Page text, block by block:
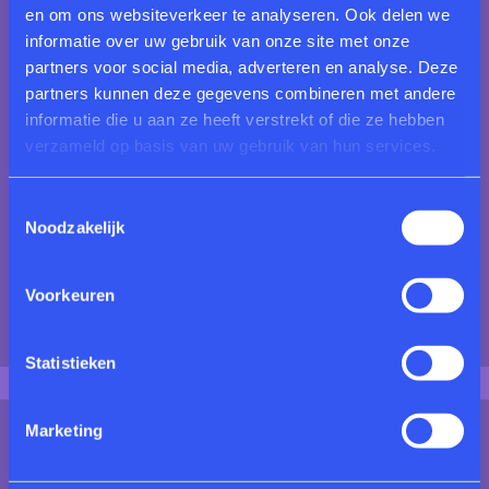
en om ons websiteverkeer te analyseren. Ook delen we
informatie over uw gebruik van onze site met onze
partners voor social media, adverteren en analyse. Deze
partners kunnen deze gegevens combineren met andere
informatie die u aan ze heeft verstrekt of die ze hebben
verzameld op basis van uw gebruik van hun services.
Noodzakelijk
Voorkeuren
Statistieken
Marketing
softpastel, gouache en siberisch krijt op papier,
Een bijzondere plek in de tentoonstelling wordt